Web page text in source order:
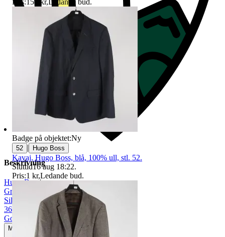
Beskrivning
Hugo Boss|
Grön
Silke/siden
36
Gott använt skick
Mindre tecken på användning
Badge på objektet:Ny
52 | Hugo Boss
Kavaj, Hugo Boss, blå, 100% ull, stl. 52.
Sluttid16 aug 18:22.
Pris:1 kr,Ledande bud.